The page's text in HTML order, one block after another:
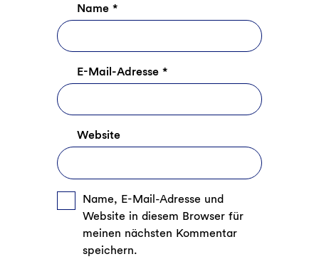
Name *
E-Mail-Adresse *
Website
Name, E-Mail-Adresse und
Website in diesem Browser für
meinen nächsten Kommentar
speichern.